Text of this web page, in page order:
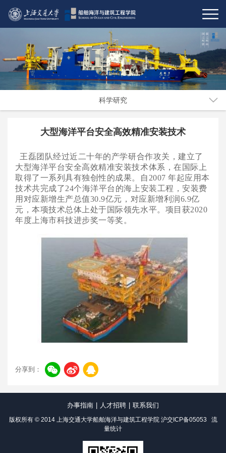
科学研究
大型海洋平台安全高效精准安装技术
王磊团队经过近二十年的产学研合作攻关，建立了
大型海洋平台安全高效精准安装技术体系，在国际上
取得了一系列具有独创性的成果。自 2007 年起应用本
技术共完成了24个海洋平台的海上安装工程，安装费
用对应新增生产总值30.9亿元，对应新增利润6.9亿
元，本项技术总体上处于国际领先水平。项目获2020
年度上海市科技进步奖一等奖。
分享到：
办事指南 | 人才招聘 | 联系我们
版权所有 © 2014 上海交通大学船舶海洋与建筑工程学院 沪交ICP备05053
流
量统计